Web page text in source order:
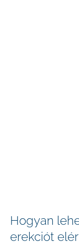
Hogyan
erekciót